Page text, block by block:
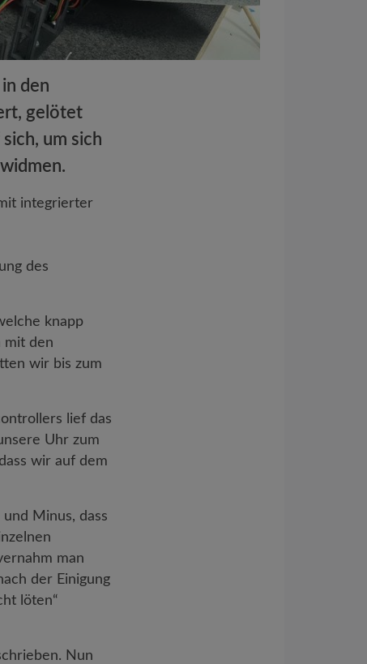
den
gelötet
um sich
integrierter
des
knapp
mit den
wir bis zum
lief das
Uhr zum
wir auf dem
Minus, dass
man
der Einigung
löten“
Nun